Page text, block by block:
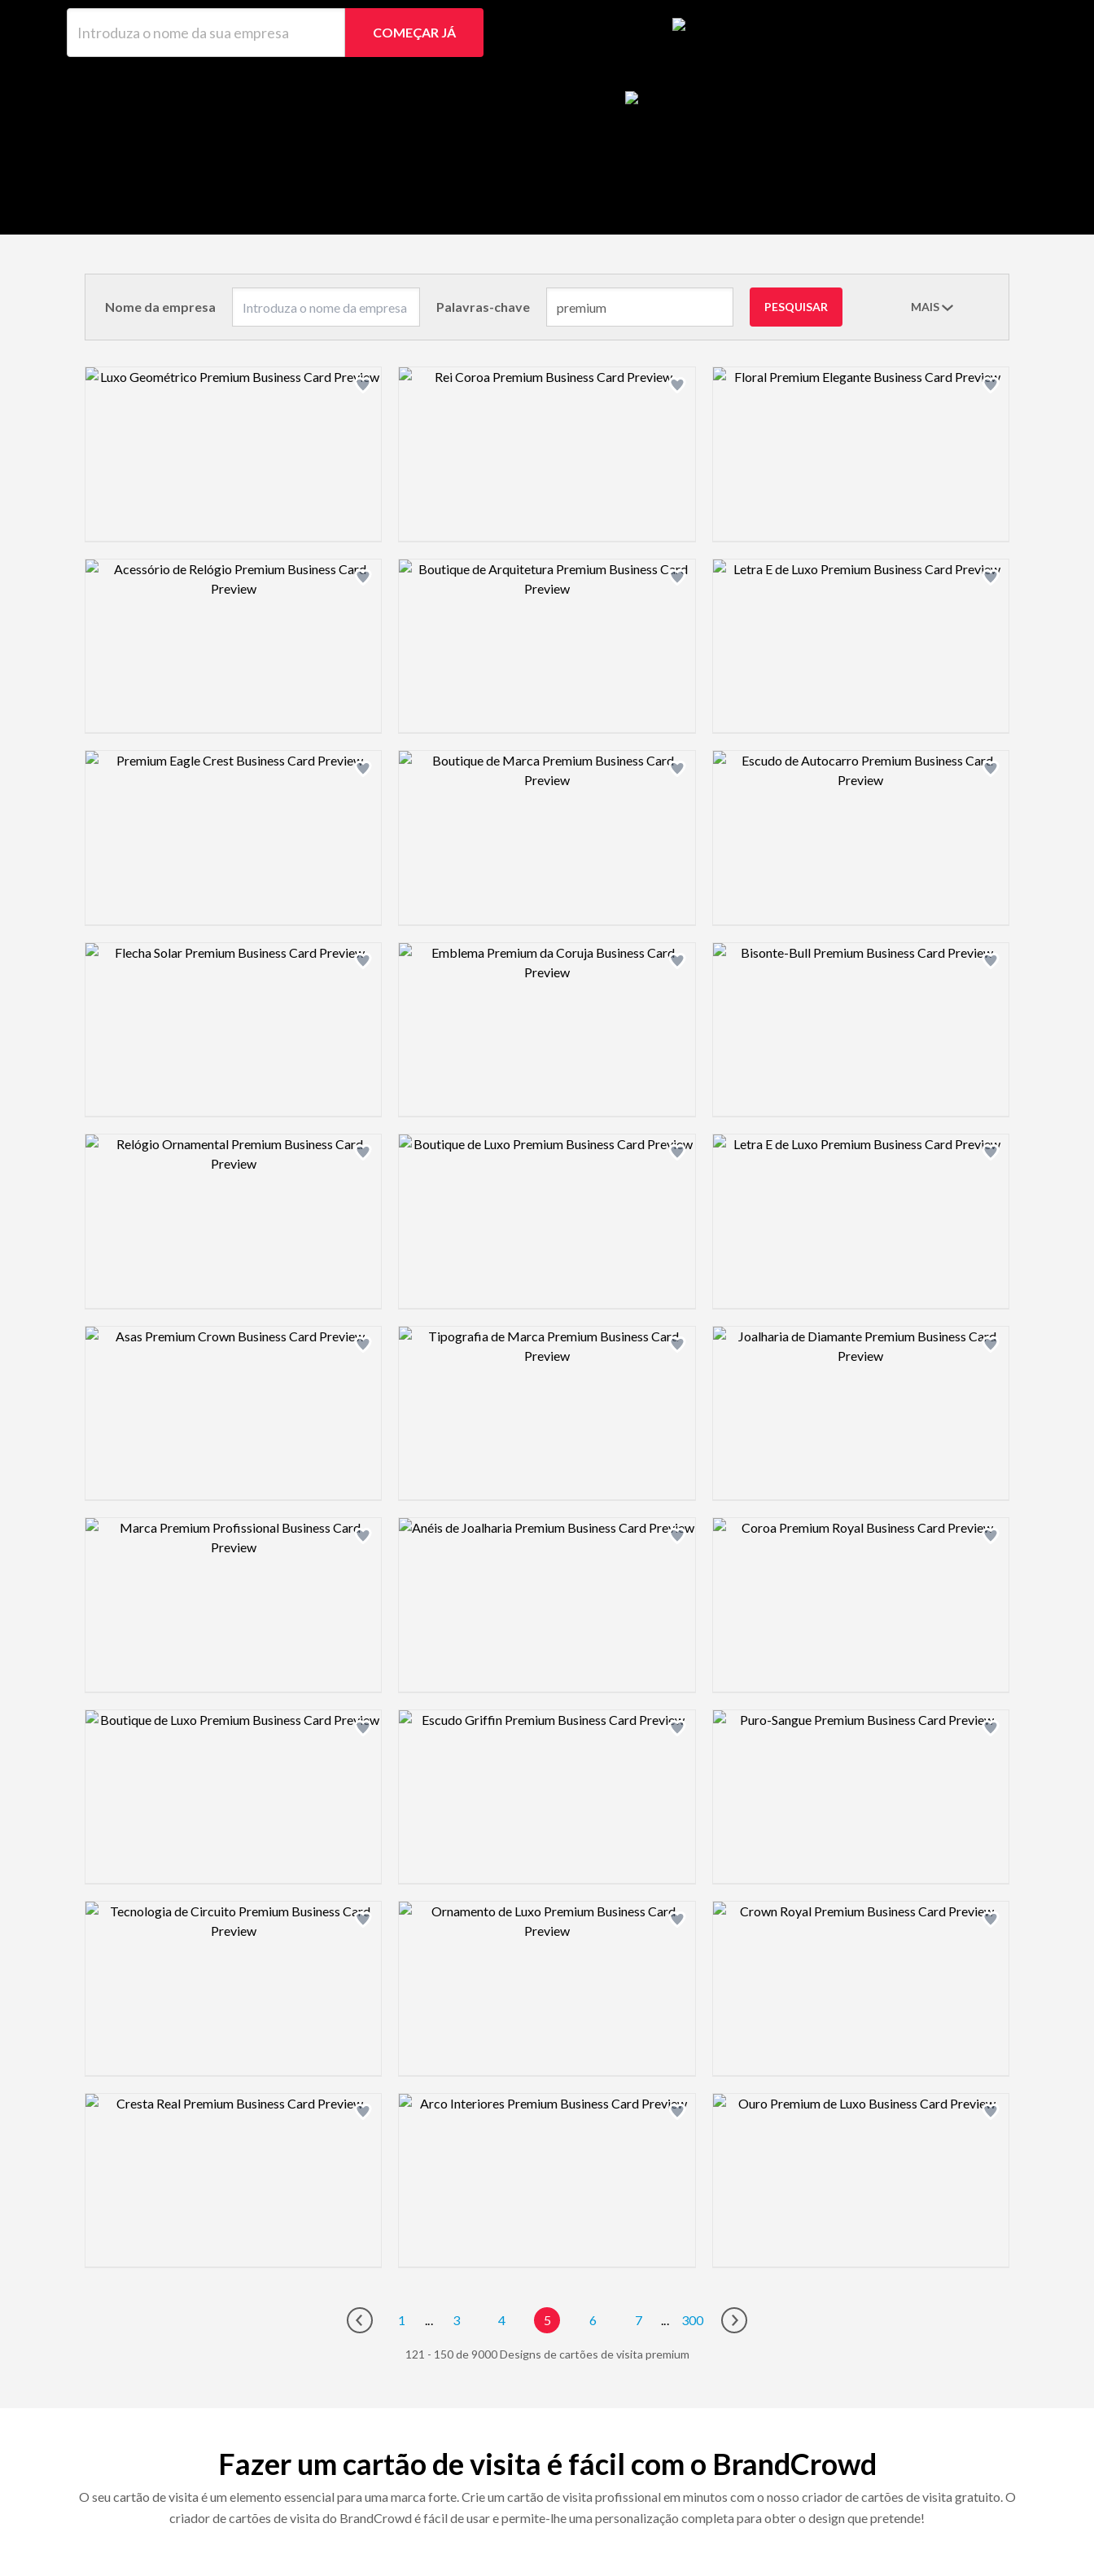
COMEÇAR JÁ
Nome da empresa Palavras-chave PESQUISAR MAIS
Design preview image Design preview image Design preview image
Design preview image Design preview image Design preview image
Design preview image Design preview image Design preview image
Design preview image Design preview image Design preview image
Design preview image Design preview image Design preview image
Design preview image Design preview image Design preview image
Design preview image Design preview image Design preview image
Design preview image Design preview image Design preview image
Design preview image Design preview image Design preview image
Design preview image Design preview image Design preview image
Go to previous page
1 ... 3 4 5 6 7 ... 300
Go to next page
121 - 150 de 9000 Designs de cartões de visita premium
Fazer um cartão de visita é fácil com o BrandCrowd
O seu cartão de visita é um elemento essencial para uma marca forte. Crie um cartão de visita profissional em minutos com o nosso criador de cartões de visita gratuito. O
criador de cartões de visita do BrandCrowd é fácil de usar e permite-lhe uma personalização completa para obter o design que pretende!